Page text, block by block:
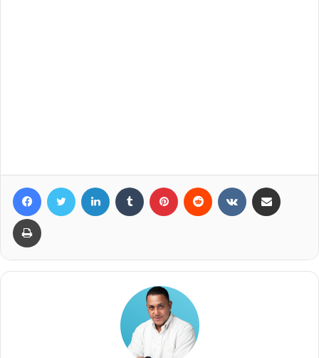
FacebookTwitter LinkedIn Tumblr Pinterest Reddit VKontakte
Imprimir